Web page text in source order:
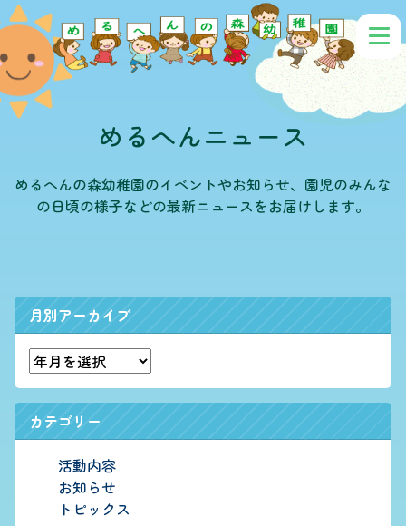
めるへんニュース
めるへんの森幼稚園のイベントやお知らせ、園児のみんな
の日頃の様子などの最新ニュースをお届けします。
月別アーカイブ
カテゴリー
活動内容
お知らせ
トピックス